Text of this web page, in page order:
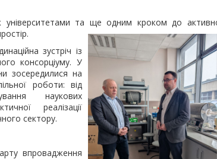
та ще одним кроком до
зустріч із
консорціуму. У
зосередилися на
роботи: від
наукових
реалізації
сектору.
впровадження